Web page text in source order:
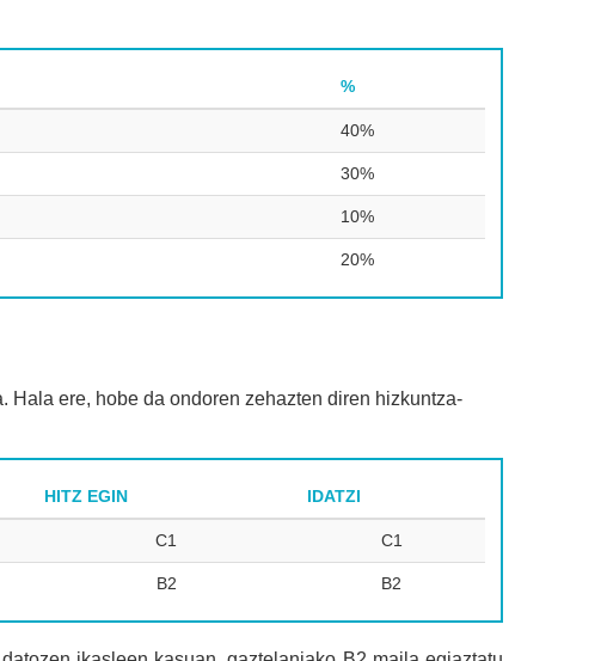
%
40%
30%
10%
20%
Hala ere, hobe da ondoren zehazten diren hizkuntza-
HITZ EGIN IDATZI
C1 C1
B2 B2